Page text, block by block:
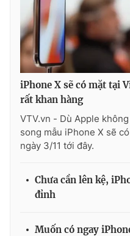
iPhone X sẽ có mặt tại
rất khan hàng
VTV.vn - Dù Apple
song mẫu iPhone X sẽ
ngày 3/11 tới đây.
Chưa cần lên kệ,
đỉnh
Muốn có ngay